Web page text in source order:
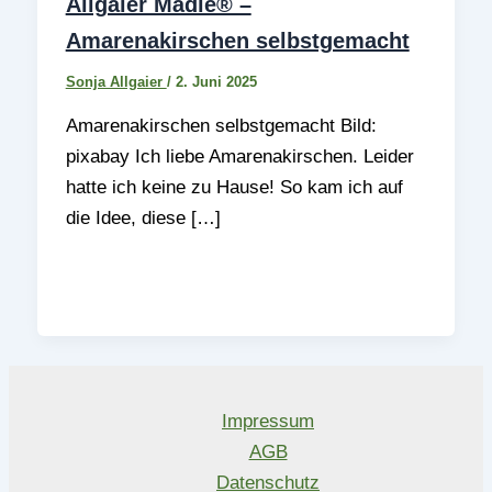
Amarenakirschen selbstgemacht
Sonja Allgaier / 2. Juni 2025
Amarenakirschen selbstgemacht Bild:
pixabay Ich liebe Amarenakirschen. Leider
hatte ich keine zu Hause! So kam ich auf
die Idee, diese […]
Impressum
AGB
Datenschutz